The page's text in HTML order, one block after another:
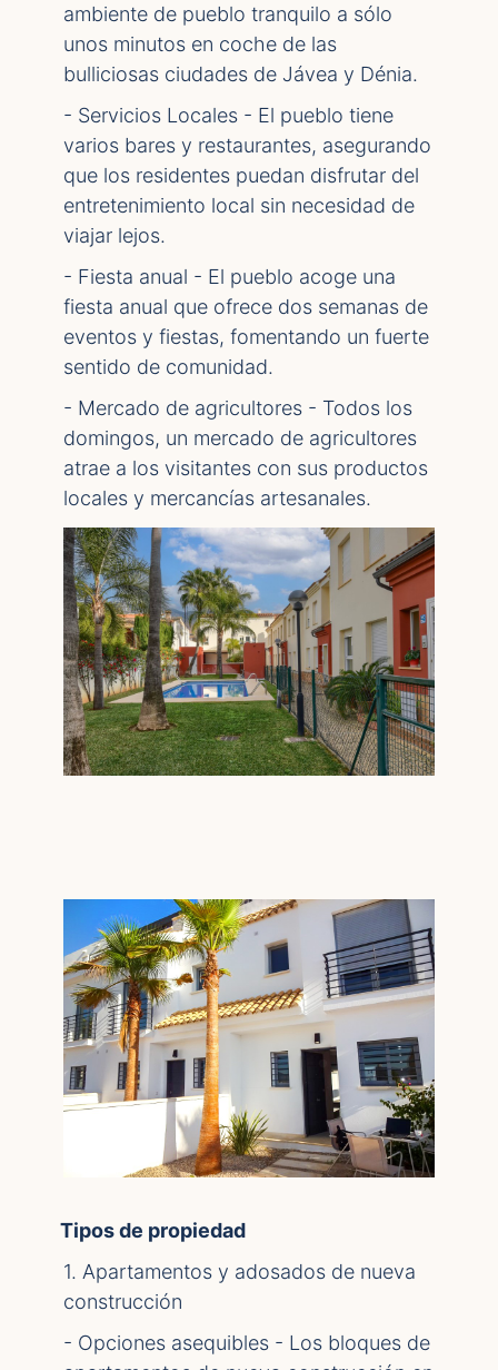
ambiente de pueblo tranquilo a sólo
unos minutos en coche de las
bulliciosas ciudades de Jávea y Dénia.
- Servicios Locales - El pueblo tiene
varios bares y restaurantes, asegurando
que los residentes puedan disfrutar del
entretenimiento local sin necesidad de
viajar lejos.
- Fiesta anual - El pueblo acoge una
fiesta anual que ofrece dos semanas de
eventos y fiestas, fomentando un fuerte
sentido de comunidad.
- Mercado de agricultores - Todos los
domingos, un mercado de agricultores
atrae a los visitantes con sus productos
locales y mercancías artesanales.
Tipos de propiedad
1. Apartamentos y adosados de nueva
construcción
- Opciones asequibles - Los bloques de